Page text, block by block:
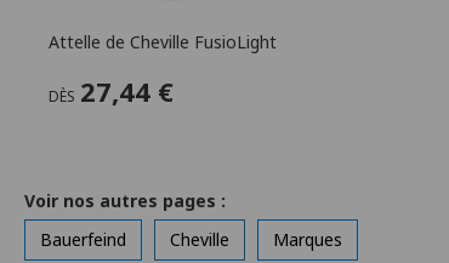
Attelle de Cheville FusioLight
DÈS 27,44 €
Voir nos autres pages :
Bauerfeind
Cheville Marques